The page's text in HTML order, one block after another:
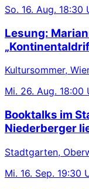
So. 16. Aug. 18:30
Lesung:
Kultursommer,
Mi. 26. Aug. 18:00
Booktalks im
Niederberger
Stadtgarten,
Mi. 16. Sep. 19:30